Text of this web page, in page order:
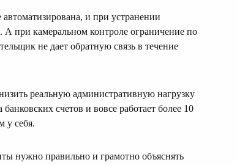
и при устранении
А при камеральном контроле ограничение по
не дает обратную связь в течение
реальную административную нагрузку
счетов и вовсе работает более 10
у себя.
нужно правильно и грамотно объяснять